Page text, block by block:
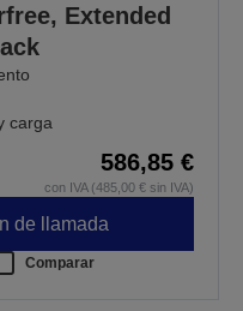
Extended
carga
586,85 €
con IVA (485,00 € sin IVA)
de llamada
Comparar